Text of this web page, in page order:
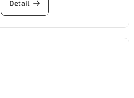
Detail